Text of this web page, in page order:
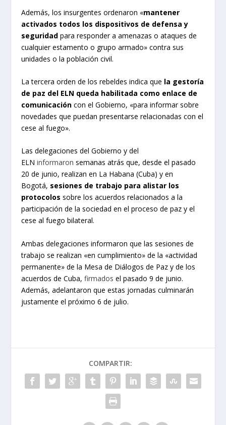
Además, los insurgentes ordenaron «mantener
activados todos los dispositivos de defensa y
seguridad para responder a amenazas o ataques de
cualquier estamento o grupo armado» contra sus
unidades o la población civil.
La tercera orden de los rebeldes indica que la gestoría
de paz del ELN queda habilitada como enlace de
comunicación con el Gobierno, «para informar sobre
novedades que puedan presentarse relacionadas con el
cese al fuego».
Las delegaciones del Gobierno y del
ELNinformaron semanas atrás que, desde el pasado
20 de junio, realizan en La Habana (Cuba) y en
Bogotá, sesiones de trabajo para alistar los
protocolos sobre los acuerdos relacionados a la
participación de la sociedad en el proceso de paz y el
cese al fuego bilateral.
Ambas delegaciones informaron que las sesiones de
trabajo se realizan «en cumplimiento» de la «actividad
permanente» de la Mesa de Diálogos de Paz y de los
acuerdos de Cuba,firmados el pasado 9 de junio.
Además, adelantaron que estas jornadas culminarán
justamente el próximo 6 de julio.
COMPARTIR: